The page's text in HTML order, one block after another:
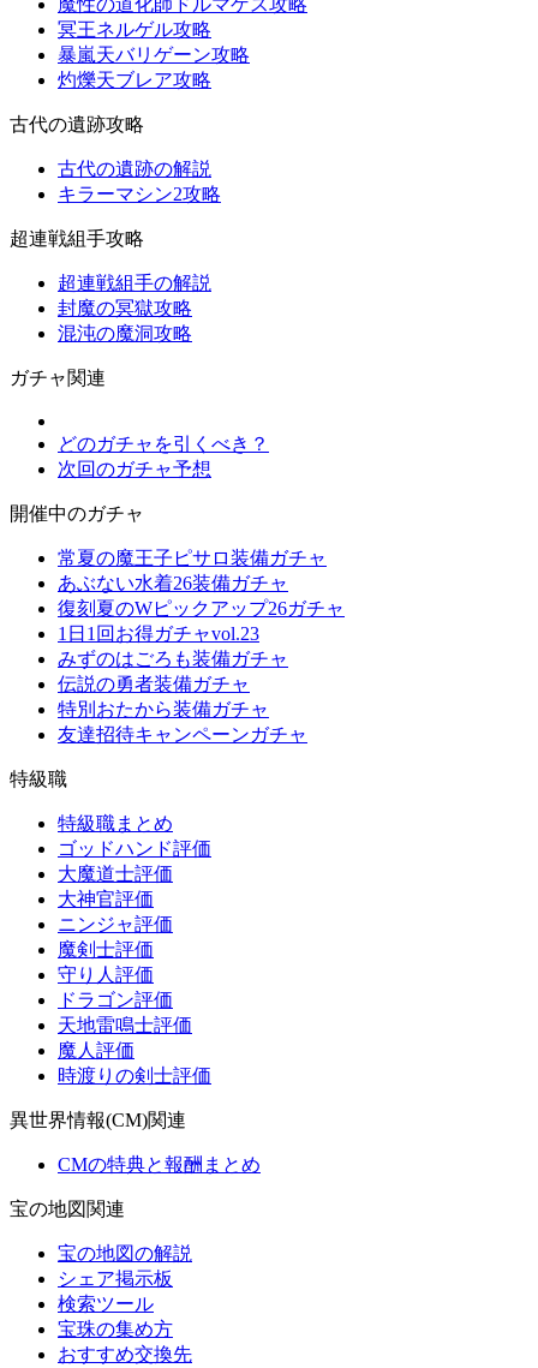
魔性の道化師ドルマゲス攻略
冥王ネルゲル攻略
暴嵐天バリゲーン攻略
灼爍天ブレア攻略
古代の遺跡攻略
古代の遺跡の解説
キラーマシン2攻略
超連戦組手攻略
超連戦組手の解説
封魔の冥獄攻略
混沌の魔洞攻略
ガチャ関連
どのガチャを引くべき？
次回のガチャ予想
開催中のガチャ
常夏の魔王子ピサロ装備ガチャ
あぶない水着26装備ガチャ
復刻夏のWピックアップ26ガチャ
1日1回お得ガチャvol.23
みずのはごろも装備ガチャ
伝説の勇者装備ガチャ
特別おたから装備ガチャ
友達招待キャンペーンガチャ
特級職
特級職まとめ
ゴッドハンド評価
大魔道士評価
大神官評価
ニンジャ評価
魔剣士評価
守り人評価
ドラゴン評価
天地雷鳴士評価
魔人評価
時渡りの剣士評価
異世界情報(CM)関連
CMの特典と報酬まとめ
宝の地図関連
宝の地図の解説
シェア掲示板
検索ツール
宝珠の集め方
おすすめ交換先